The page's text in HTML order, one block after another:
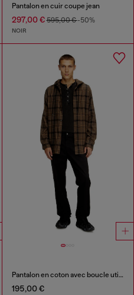
Pantalon en cuir coupe jean
297,00 €595,00 €-50%
NOIR
Pantalon en coton avec boucle utilitaire
195,00 €